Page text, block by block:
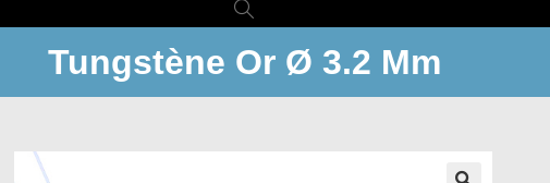
Tungstène Or Ø 3.2 Mm